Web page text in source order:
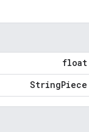
float
StringPiece